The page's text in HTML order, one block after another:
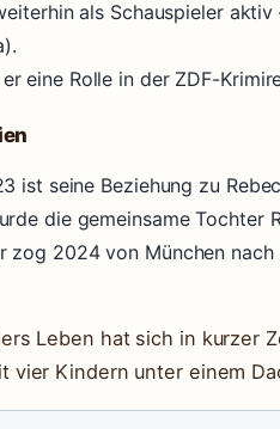
als Schauspieler
eine Rolle in der ZDF-
ist seine Beziehung zu
die gemeinsame Tochter
zog 2024 von München
Leben hat sich in kurzer
vier Kindern unter einem